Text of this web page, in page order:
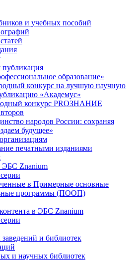
и учебных пособий
публикация
образование»
конкурс на лучшую научную
«Академус»
конкурс PROЗНАНИЕ
народов России: сохраняя
будущее»
печатными изданиями
ЭБС Znanium
в Примерные основные
программы (ПООП)
в ЭБС Znanium
и библиотек
и научных библиотек